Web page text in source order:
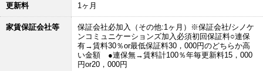
更新料 1ヶ月
家賃保証会社等
保証会社必加入（その他:1ヶ月）※保証会社/シノケ
ンコミュニケーションズ加入必須初回保証料○連保
有→賃料30％or最低保証料30，000円のどちらか高
い金額 ●連保無→賃料計100％年毎更新料15，000
円or20，000円